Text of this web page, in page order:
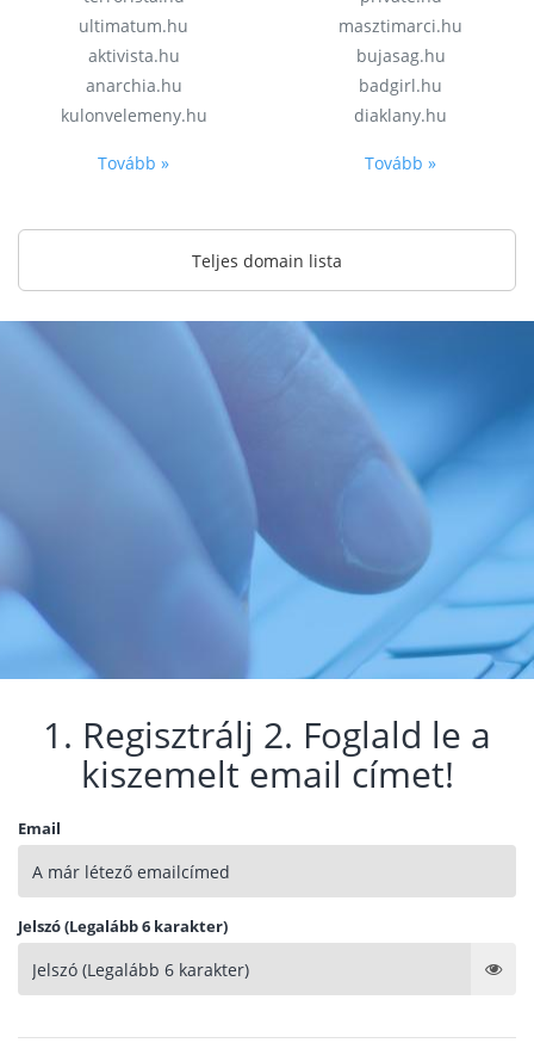
ultimatum.hu
aktivista.hu
anarchia.hu
kulonvelemeny.hu
Tovább »
masztimarci.hu
bujasag.hu
badgirl.hu
diaklany.hu
Tovább »
Teljes domain lista
1. Regisztrálj 2. Foglald le a
kiszemelt email címet!
Email
Jelszó (Legalább 6 karakter)